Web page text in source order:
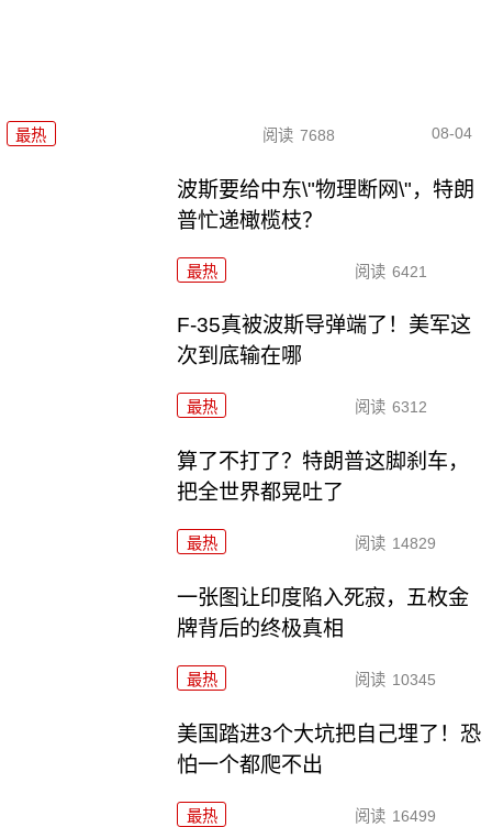
最热 阅读 7688 08-04
波斯要给中东\"物理断网\"，特朗
普忙递橄榄枝？
最热 阅读 6421
F-35真被波斯导弹端了！美军这
次到底输在哪
最热 阅读 6312
算了不打了？特朗普这脚刹车，
把全世界都晃吐了
最热 阅读 14829
一张图让印度陷入死寂，五枚金
牌背后的终极真相
最热 阅读 10345
美国踏进3个大坑把自己埋了！恐
怕一个都爬不出
最热 阅读 16499